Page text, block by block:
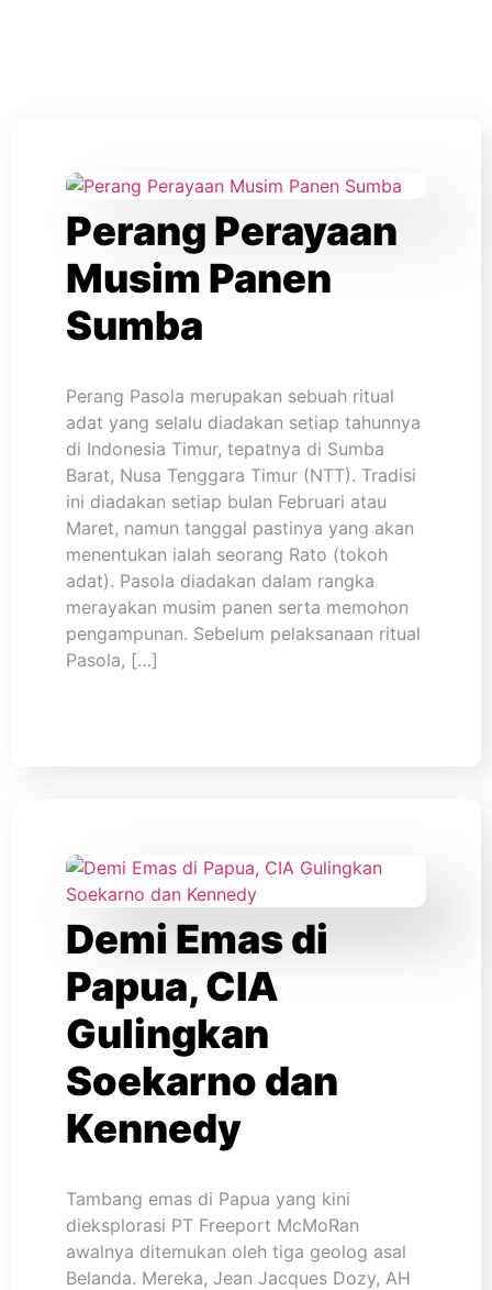
Perang Perayaan
Musim Panen
Sumba
Perang Pasola merupakan sebuah ritual
adat yang selalu diadakan setiap tahunnya
di Indonesia Timur, tepatnya di Sumba
Barat, Nusa Tenggara Timur (NTT). Tradisi
ini diadakan setiap bulan Februari atau
Maret, namun tanggal pastinya yang akan
menentukan ialah seorang Rato (tokoh
adat). Pasola diadakan dalam rangka
merayakan musim panen serta memohon
pengampunan. Sebelum pelaksanaan ritual
Pasola, […]
Demi Emas di
Papua, CIA
Gulingkan
Soekarno dan
Kennedy
Tambang emas di Papua yang kini
dieksplorasi PT Freeport McMoRan
awalnya ditemukan oleh tiga geolog asal
Belanda. Mereka, Jean Jacques Dozy, AH